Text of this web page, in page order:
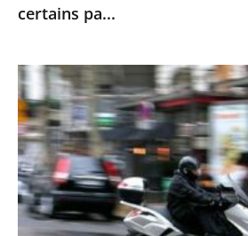
temporaire
d’attente
dans
laquelle
certains
pa...
certains pa...
Le
contrôle
technique
des
«
deux-
roues